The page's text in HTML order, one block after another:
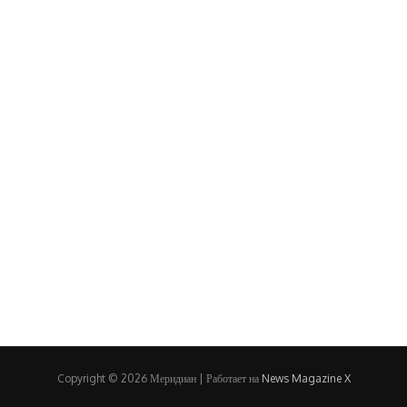
Copyright © 2026 Меридиан | Работает на News Magazine X